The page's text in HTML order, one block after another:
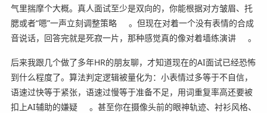
气里揣摩个大概。真人面试至少是双向的，你能根据对方皱眉、托
腮或者“嗯”一声立刻调整策略
。但现在对着一个没有表情的合成
音说话，回答完就是死寂一片，那种感觉真的像对着墙练演讲
。
后来我跟几个做了多年HR的朋友聊，才知道现在的AI面试已经恐怖
到什么程度了。算法判定逻辑被量化为：小表情过多等于不自信，
语速过快等于紧张，语速过慢等于准备不足，用词重复率高还要被
扣上AI辅助的嫌疑
。甚至你在摄像头前的眼神轨迹、衬衫风格、